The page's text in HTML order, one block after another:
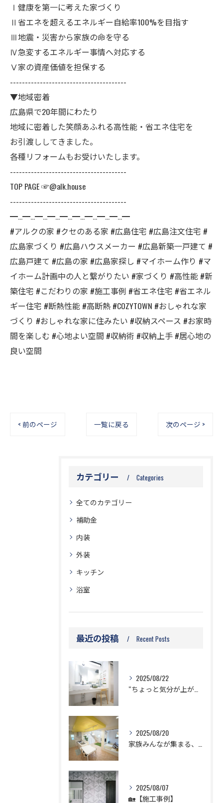
Ⅰ健康を第一に考えた家づくり
Ⅱ省エネを超えるエネルギー自給率100%を目指す
Ⅲ地震・災害から家族の命を守る
Ⅳ急変するエネルギー事情へ対応する
Ⅴ家の資産価値を担保する
---------------------------------------
▼地域密着
広島県で20年間にわたり
地域に密着した笑顔あふれる高性能・省エネ住宅を
お引渡ししてきました。
各種リフォームもお受けいたします。
---------------------------------------
TOP PAGE ☞@alk.house
---------------------------------------
━…━…━…━…━…━…━…━…━…━
#アルクの家 #クセのある家 #広島住宅 #広島注文住宅 #
広島家づくり #広島ハウスメーカー #広島新築一戸建て #
広島戸建て #広島の家 #広島家探し #マイホーム作り #マ
イホーム計画中の人と繋がりたい #家づくり #高性能 #新
築住宅 #こだわりの家 #施工事例 #省エネ住宅 #省エネル
ギー住宅 #断熱性能 #高断熱 #COZYTOWN #おしゃれな家
づくり #おしゃれな家に住みたい #収納スペース #お家時
間を楽しむ #心地よい空間 #収納術 #収納上手 #居心地の
良い空間
< 前のページ 一覧に戻る 次のページ >
カテゴリー Categories
全てのカテゴリー
補助金
内装
外装
キッチン
浴室
最近の投稿 Recent Posts
2025/08/22
2025/08/20
2025/08/07
🏡【施工事例】